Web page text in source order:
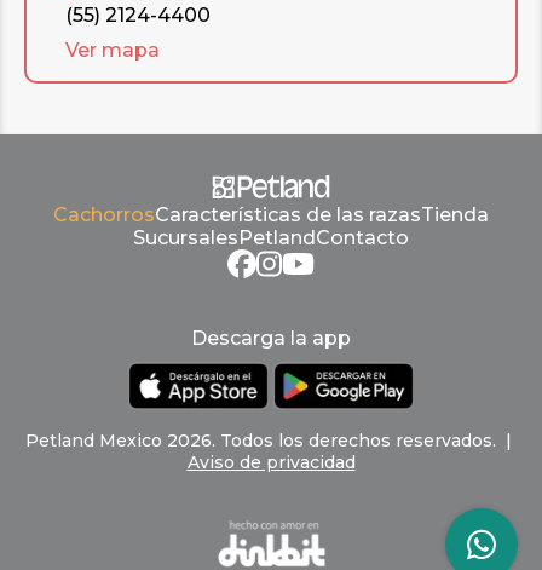
(55) 2124-4400
Ver mapa
CachorrosCaracterísticas de las razasTienda
Sucursales Petland Contacto
Descarga la app
Petland Mexico 2026. Todos los derechos reservados. |
Aviso de privacidad